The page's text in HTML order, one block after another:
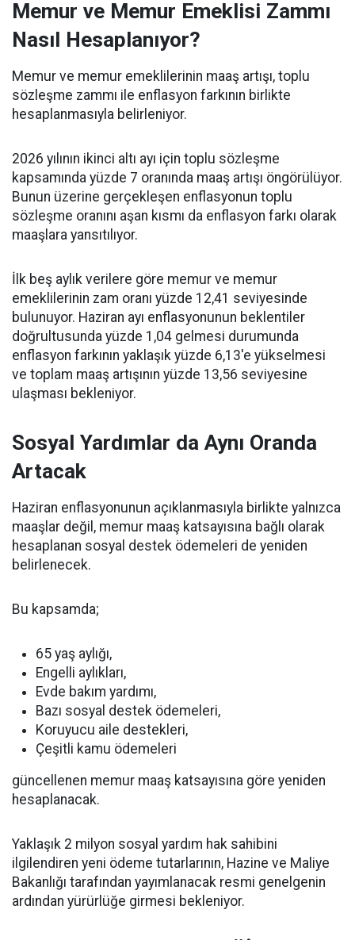
Memur ve Memur Emeklisi Zammı
Nasıl Hesaplanıyor?
Memur ve memur emeklilerinin maaş artışı, toplu
sözleşme zammı ile enflasyon farkının birlikte
hesaplanmasıyla belirleniyor.
2026 yılının ikinci altı ayı için toplu sözleşme
kapsamında yüzde 7 oranında maaş artışı öngörülüyor.
Bunun üzerine gerçekleşen enflasyonun toplu
sözleşme oranını aşan kısmı da enflasyon farkı olarak
maaşlara yansıtılıyor.
İlk beş aylık verilere göre memur ve memur
emeklilerinin zam oranı yüzde 12,41 seviyesinde
bulunuyor. Haziran ayı enflasyonunun beklentiler
doğrultusunda yüzde 1,04 gelmesi durumunda
enflasyon farkının yaklaşık yüzde 6,13'e yükselmesi
ve toplam maaş artışının yüzde 13,56 seviyesine
ulaşması bekleniyor.
Sosyal Yardımlar da Aynı Oranda
Artacak
Haziran enflasyonunun açıklanmasıyla birlikte yalnızca
maaşlar değil, memur maaş katsayısına bağlı olarak
hesaplanan sosyal destek ödemeleri de yeniden
belirlenecek.
Bu kapsamda;
65 yaş aylığı,
Engelli aylıkları,
Evde bakım yardımı,
Bazı sosyal destek ödemeleri,
Koruyucu aile destekleri,
Çeşitli kamu ödemeleri
güncellenen memur maaş katsayısına göre yeniden
hesaplanacak.
Yaklaşık 2 milyon sosyal yardım hak sahibini
ilgilendiren yeni ödeme tutarlarının, Hazine ve Maliye
Bakanlığı tarafından yayımlanacak resmi genelgenin
ardından yürürlüğe girmesi bekleniyor.